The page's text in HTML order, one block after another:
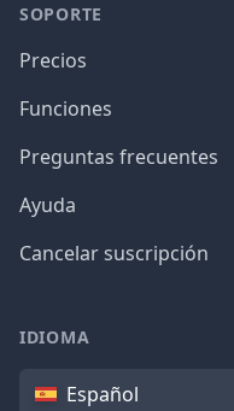
SOPORTE
Precios
Funciones
Preguntas frecuentes
Ayuda
Cancelar suscripción
IDIOMA
IdiomaEspañol